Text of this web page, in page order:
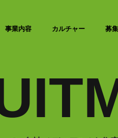
事業内容 カルチャー 募